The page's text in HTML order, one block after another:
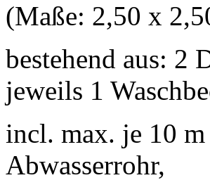
(Maße: 2,50 x
bestehend aus: 2
jeweils 1
incl. max. je 10 m
Abwasserrohr,